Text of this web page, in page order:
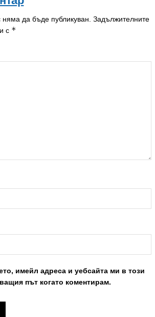
да бъде публикуван. Задължителните
с *
имейл адреса и уебсайта ми в този
път когато коментирам.